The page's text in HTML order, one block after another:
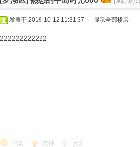
› ›
发表于 2019-10-12 11:31:37 显示全部楼层
222222222222
回复 支持 反对